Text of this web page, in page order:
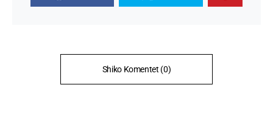
Shiko Komentet (0)